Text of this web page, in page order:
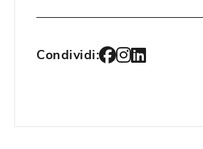
Condividi: